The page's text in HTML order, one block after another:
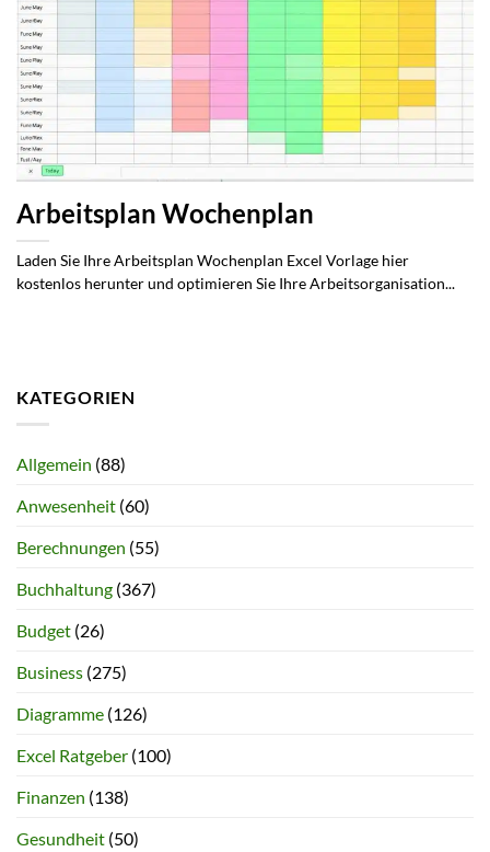
Arbeitsplan Wochenplan
Laden Sie Ihre Arbeitsplan Wochenplan Excel Vorlage hier
kostenlos herunter und optimieren Sie Ihre Arbeitsorganisation...
KATEGORIEN
Allgemein (88)
Anwesenheit (60)
Berechnungen (55)
Buchhaltung (367)
Budget (26)
Business (275)
Diagramme (126)
Excel Ratgeber (100)
Finanzen (138)
Gesundheit (50)